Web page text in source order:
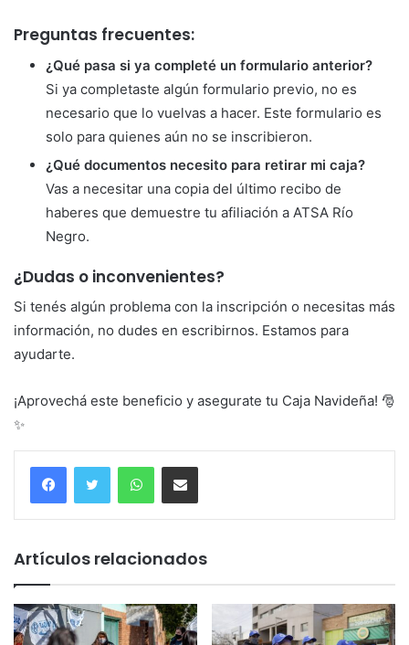
Preguntas frecuentes:
¿Qué pasa si ya completé un formulario anterior?
Si ya completaste algún formulario previo, no es
necesario que lo vuelvas a hacer. Este formulario es
solo para quienes aún no se inscribieron.
¿Qué documentos necesito para retirar mi caja?
Vas a necesitar una copia del último recibo de
haberes que demuestre tu afiliación a ATSA Río
Negro.
¿Dudas o inconvenientes?
Si tenés algún problema con la inscripción o necesitas más
información, no dudes en escribirnos. Estamos para
ayudarte.
¡Aprovechá este beneficio y asegurate tu Caja Navideña! 🎅
✨
WhatsAppCompartir
Artículos relacionados